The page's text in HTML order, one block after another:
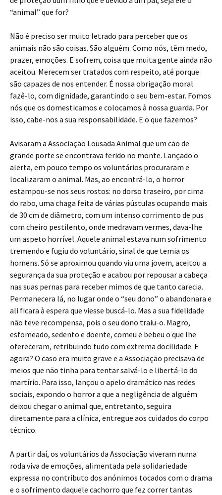
“animal” que for?
Não é preciso ser muito letrado para perceber que os
animais não são coisas. São alguém. Como nós, têm medo,
prazer, emoções. E sofrem, coisa que muita gente ainda não
aceitou. Merecem ser tratados com respeito, até porque
são capazes de nos entender. É nossa obrigação moral
fazê-lo, com dignidade, garantindo o seu bem-estar. Fomos
nós que os domesticamos e colocamos à nossa guarda. Por
isso, cabe-nos a sua responsabilidade. E o que fazemos?
Avisaram a Associação Lousada Animal que um cão de
grande porte se encontrava ferido no monte. Lançado o
alerta, em pouco tempo os voluntários procuraram e
localizaram o animal. Mas, ao encontrá-lo, o horror
estampou-se nos seus rostos: no dorso traseiro, por cima
do rabo, uma chaga feita de várias pústulas ocupando mais
de 30 cm de diâmetro, com um intenso corrimento de pus
com cheiro pestilento, onde medravam vermes, dava-lhe
um aspeto horrível. Aquele animal estava num sofrimento
tremendo e fugiu do voluntário, sinal de que temia os
homens. Só se aproximou quando viu uma jovem, aceitou a
segurança da sua proteção e acabou por repousar a cabeça
nas suas pernas para receber mimos de que tanto carecia.
Permanecera lá, no lugar onde o “seu dono” o abandonara e
ali ficara à espera que viesse buscá-lo. Mas a sua fidelidade
não teve recompensa, pois o seu dono traiu-o. Magro,
esfomeado, sedento e doente, comeu e bebeu o que lhe
ofereceram, retribuindo tudo com extrema docilidade. E
agora? O caso era muito grave e a Associação precisava de
meios que não tinha para tentar salvá-lo e libertá-lo do
martírio. Para isso, lançou o apelo dramático nas redes
sociais, expondo o horror a que a negligência de alguém
deixou chegar o animal que, entretanto, seguira
diretamente para a clínica, entregue aos cuidados do corpo
técnico.
A partir daí, os voluntários da Associação viveram numa
roda viva de emoções, alimentada pela solidariedade
expressa no contributo dos anónimos tocados com o drama
e o sofrimento daquele cachorro que fez correr tantas